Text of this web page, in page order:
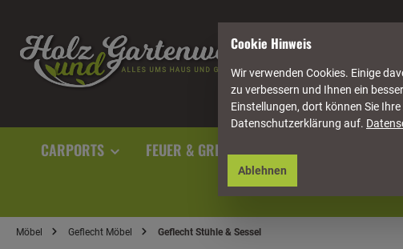
CARPORTS FEUER & GRILL GARTENAUSSTATTUNG
Möbel Geflecht Möbel Geflecht Stühle & Sessel
Cookie Hinweis
Wir verwenden Cookies. Einige
zu verbessern und Ihnen ein
Einstellungen, dort können Sie
Datenschutzerklärung auf.
Ablehnen